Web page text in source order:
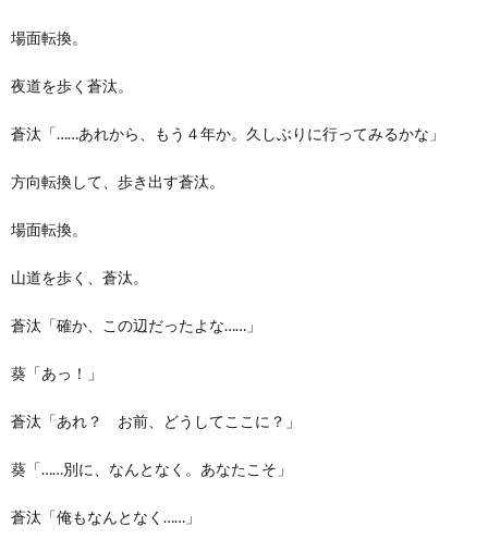
場面転換。
夜道を歩く蒼汰。
蒼汰「……あれから、もう４年か。久しぶりに行ってみるかな」
方向転換して、歩き出す蒼汰。
場面転換。
山道を歩く、蒼汰。
蒼汰「確か、この辺だったよな……」
葵「あっ！」
蒼汰「あれ？ お前、どうしてここに？」
葵「……別に、なんとなく。あなたこそ」
蒼汰「俺もなんとなく……」